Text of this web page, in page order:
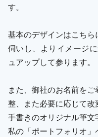
す。
基本のデザインはこち
伺いし、よりイメージ
ュアップして参ります。
また、御社のお名前を
整、また必要に応じて改
手書きのオリジナル筆文
私の「ポートフォリオ